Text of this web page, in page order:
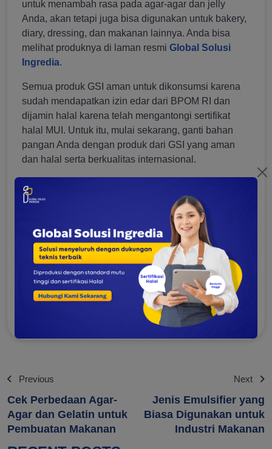
untuk menambah rasa pada agar-agar dan jelly
Anda, akan tetapi juga bisa digunakan untuk bakery,
diary, dressing, dan makanan lainnya. Anda bisa
melihat produknya di laman resmi Global Solusi
Ingredia.
Semua produk GSI aman untuk dikonsumsi karena
sudah mendapatkan izin edar dari BPOM RI dan
dijamin halal karena telah mengantongi sertifikat
halal MUI. Untuk itu, mulai sekarang, ganti bahan
pangan Anda dengan produk dari GSI yang aman
dan halal serta berkualitas internasional.
Tags: Perbedaan Agar-Agar
Anna Masruroh Al Jannah
A person whose love writing the most. As
SEO Content Writer Global Solusi Ingredia,
she loves to write an articles about foods
Previous
Cek Perbedaan Agar-
Agar dan Gelatin untuk
Pembuatan Makanan
Next
Jenis Emulsifier yang
Biasa Digunakan untuk
Industri Makanan